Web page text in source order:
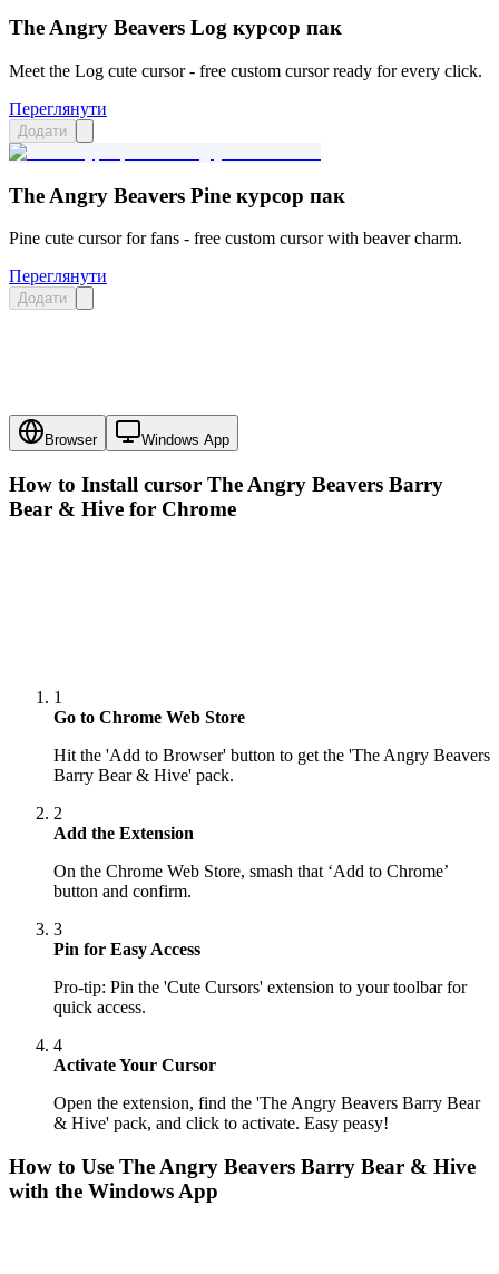
The Angry Beavers Log курсор пак
Meet the Log cute cursor - free custom cursor ready for every click.
Переглянути
Додати
The Angry Beavers Pine курсор пак
Pine cute cursor for fans - free custom cursor with beaver charm.
Переглянути
Додати
Browser Windows App
How to Install cursor The Angry Beavers Barry
Bear & Hive for Chrome
1
Go to Chrome Web Store
Hit the 'Add to Browser' button to get the 'The Angry Beavers
Barry Bear & Hive' pack.
2
Add the Extension
On the Chrome Web Store, smash that ‘Add to Chrome’
button and confirm.
3
Pin for Easy Access
Pro-tip: Pin the 'Cute Cursors' extension to your toolbar for
quick access.
4
Activate Your Cursor
Open the extension, find the 'The Angry Beavers Barry Bear
& Hive' pack, and click to activate. Easy peasy!
How to Use The Angry Beavers Barry Bear & Hive
with the Windows App